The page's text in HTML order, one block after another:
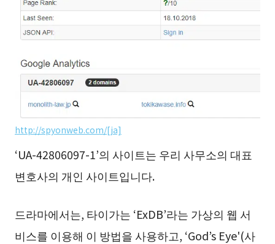
http://spyonweb.com/[ja]
‘UA-42806097-1’의 사이트는 우리 사무소의 대표
변호사의 개인 사이트입니다.
드라마에서는, 타이가는 ‘ExDB’라는 가상의 웹 서
비스를 이용해 이 방법을 사용하고, ‘God’s Eye'(사